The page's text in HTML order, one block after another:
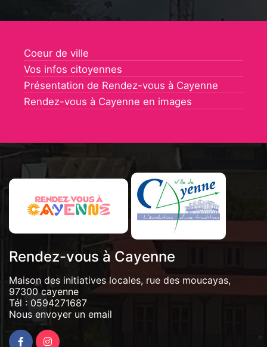
Coeur de ville
Vos infos citoyennes
Présentation de Rendez-vous à Cayenne
Rendez-vous à Cayenne en images
Rendez-vous à Cayenne
Maison des initiatives locales, rue des moucayas,
97300 cayenne
Tél : 0594271687
Nous envoyer un email